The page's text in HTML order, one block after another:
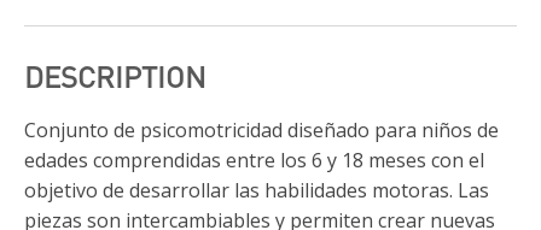
DESCRIPTION
Conjunto de psicomotricidad diseñado para niños de
edades comprendidas entre los 6 y 18 meses con el
objetivo de desarrollar las habilidades motoras. Las
piezas son intercambiables y permiten crear nuevas